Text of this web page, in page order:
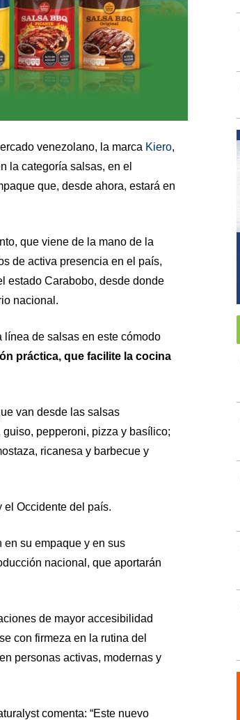
venezolano, la marca Kiero,
la categoría salsas, en el
que, desde ahora, estará en
que viene de la mano de la
de activa presencia en el país,
estado Carabobo, desde donde
nacional.
de salsas en este cómodo
práctica, que facilite la cocina
van desde las salsas
pepperoni, pizza y basílico;
ricanesa y barbecue y
el Occidente del país.
en su empaque y en sus
nacional, que aportarán
de mayor accesibilidad
con firmeza en la rutina del
personas activas, modernas y
comenta: “Este nuevo